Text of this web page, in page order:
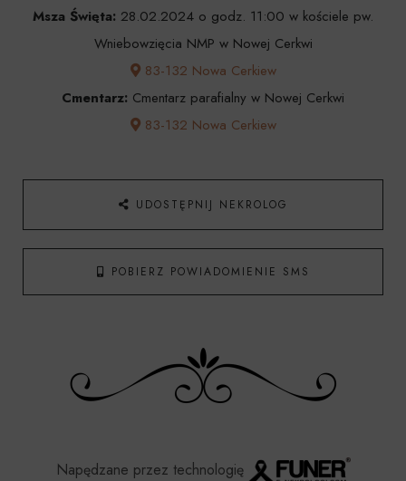
Msza Święta: 28.02.2024 o godz. 11:00 w kościele pw.
Wniebowzięcia NMP w Nowej Cerkwi
83-132 Nowa Cerkiew
Cmentarz: Cmentarz parafialny w Nowej Cerkwi
83-132 Nowa Cerkiew
UDOSTĘPNIJ NEKROLOG
POBIERZ POWIADOMIENIE SMS
Napędzane przez technologię